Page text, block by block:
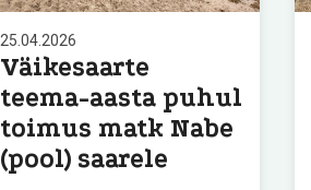
25.04.2026
Väikesaarte
teema-aasta puhul
toimus matk Nabe
(pool) saarele